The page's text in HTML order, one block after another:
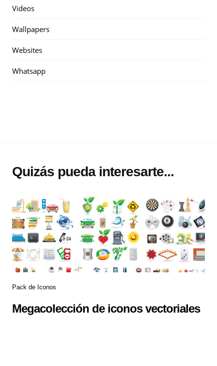
Videos
Wallpapers
Websites
Whatsapp
Quizás pueda interesarte...
Pack de Iconos
Megacolección de iconos vectoriales